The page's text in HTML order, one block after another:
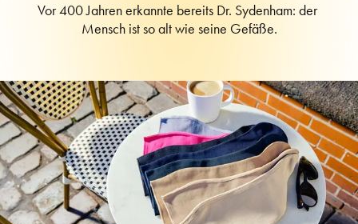
Vor 400 Jahren erkannte bereits Dr. Sydenham: der
Mensch ist so alt wie seine Gefäße.